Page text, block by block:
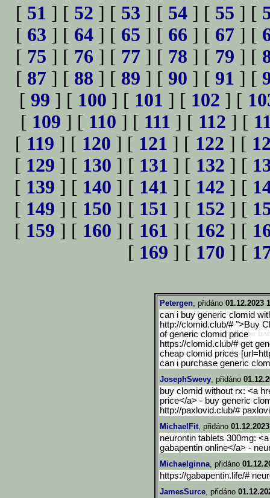
[ 51 ] [ 52 ] [ 53 ] [ 54 ] [ 55 ] [
[ 63 ] [ 64 ] [ 65 ] [ 66 ] [ 67 ] [
[ 75 ] [ 76 ] [ 77 ] [ 78 ] [ 79 ] [
[ 87 ] [ 88 ] [ 89 ] [ 90 ] [ 91 ] [
[ 99 ] [ 100 ] [ 101 ] [ 102 ] [
[ 109 ] [ 110 ] [ 111 ] [ 112 ] [
[ 119 ] [ 120 ] [ 121 ] [ 122 ] [
[ 129 ] [ 130 ] [ 131 ] [ 132 ] [
[ 139 ] [ 140 ] [ 141 ] [ 142 ] [
[ 149 ] [ 150 ] [ 151 ] [ 152 ] [
[ 159 ] [ 160 ] [ 161 ] [ 162 ] [
[ 169 ] [ 170 ] [
Petergen, přidáno 01.12.2023
can i buy generic clomid
http://clomid.club/# ">Buy
of generic clomid price
https://clomid.club/# get
cheap clomid prices
can i purchase generic
JosephSwevy, přidáno
buy clomid without rx: <a
price</a> - buy generic
http://paxlovid.club/#
MichaelFit, přidáno
neurontin tablets 300mg:
gabapentin online</a> -
Michaelginna, přidáno
https://gabapentin.life/#
JamesSurce, přidáno